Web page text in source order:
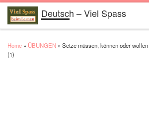
Skip to contentDeutsch – Viel Spass
Home » ÜBUNGEN » Setze müssen, können oder
(1)